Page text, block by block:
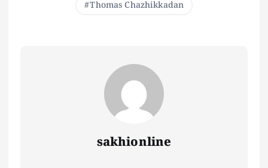
Thomas Chazhikkadan
sakhionline